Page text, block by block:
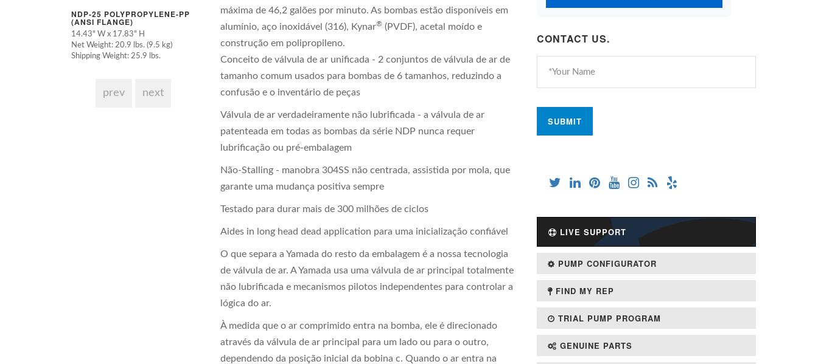
NDP-25 POLYPROPYLENE-PP
(ANSI FLANGE)
14.43" W x 17.83" H
Net Weight: 20.9 lbs. (9.5 kg)
Shipping Weight: 25.9 lbs.
NDP-25 POLYPROPYLENE-PP
(NPT)
14.47" W x 16.90" H
Net Weight: 20.9 lbs. (9.5 kg)
Shipping Weight: 25.9 lbs.
NDP-25 KYNAR-PP (ANSI
FLANGE)
14.43" W x 17.30" H
Shipping Weight: 31.4 lbs.
NDP-25 KYNAR-PP (NPT)
Net Weight: 26.4 lbs. (12.0 kg)
prev next
máxima de 46,2 galões por minuto. As bombas estão disponíveis em
alumínio, aço inoxidável (316), Kynar®(PVDF), acetal moído e
construção em polipropileno.
Conceito de válvula de ar unificada - 2 conjuntos de válvula de ar de
tamanho comum usados para bombas de 6 tamanhos, reduzindo a
confusão e o inventário de peças
Válvula de ar verdadeiramente não lubrificada - a válvula de ar
patenteada em todas as bombas da série NDP nunca requer
lubrificação ou pré-embalagem
Não-Stalling - manobra 304SS não centrada, assistida por mola, que
garante uma mudança positiva sempre
Testado para durar mais de 300 milhões de ciclos
Aides in long head dead application para uma inicialização confiável
O que separa a Yamada do resto da embalagem é a nossa tecnologia
de válvula de ar. A Yamada usa uma válvula de ar principal totalmente
não lubrificada e mecanismos pilotos independentes para controlar a
lógica do ar.
À medida que o ar comprimido entra na bomba, ele é direcionado
através da válvula de ar principal para um lado ou para o outro,
dependendo da posição inicial da bobina c. Quando o ar entra na
CONTACT US.
LIVE SUPPORT
PUMP CONFIGURATOR
FIND MY REP
TRIAL PUMP PROGRAM
GENUINE PARTS